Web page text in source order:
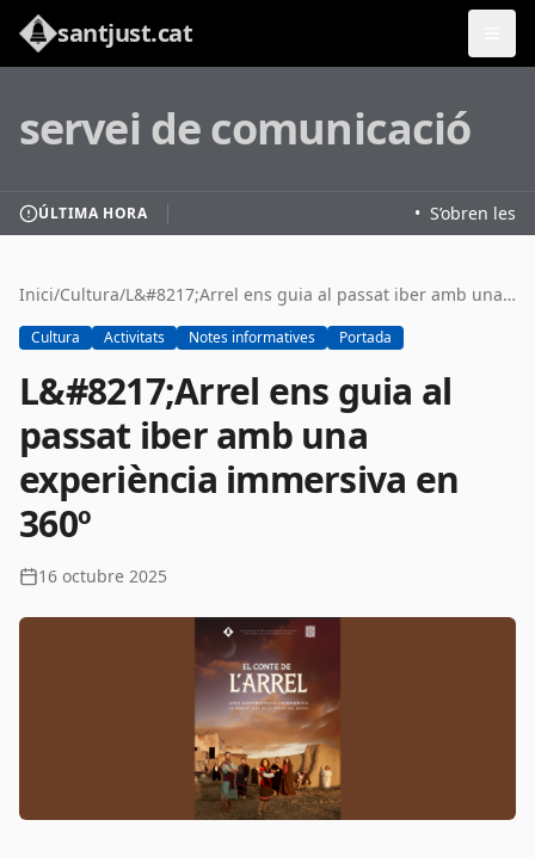
santjust.cat
servei de comunicació
ÚLTIMA HORA S’obren les
Inici/Cultura/ L&#8217;Arrel ens guia al passat iber amb una experiència immersiva en 360º
Cultura Activitats Notes informatives Portada
L&#8217;Arrel ens guia al
passat iber amb una
experiència immersiva en
360º
16 octubre 2025